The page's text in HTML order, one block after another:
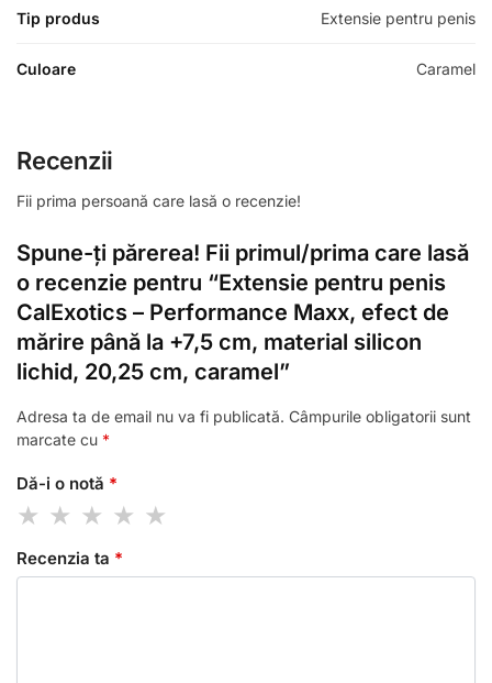
Tip produs Extensie pentru penis
Culoare Caramel
Recenzii
Fii prima persoană care lasă o recenzie!
Spune-ți părerea! Fii primul/prima care lasă
o recenzie pentru “Extensie pentru penis
CalExotics – Performance Maxx, efect de
mărire până la +7,5 cm, material silicon
lichid, 20,25 cm, caramel”
Adresa ta de email nu va fi publicată. Câmpurile obligatorii sunt
marcate cu *
Dă-i o notă *
Recenzia ta *